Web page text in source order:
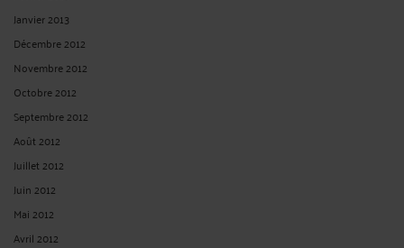
Janvier 2013
Décembre 2012
Novembre 2012
Octobre 2012
Septembre 2012
Août 2012
Juillet 2012
Juin 2012
Mai 2012
Avril 2012